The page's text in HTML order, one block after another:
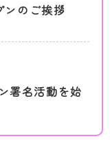
ンのご挨拶
署名活動を始